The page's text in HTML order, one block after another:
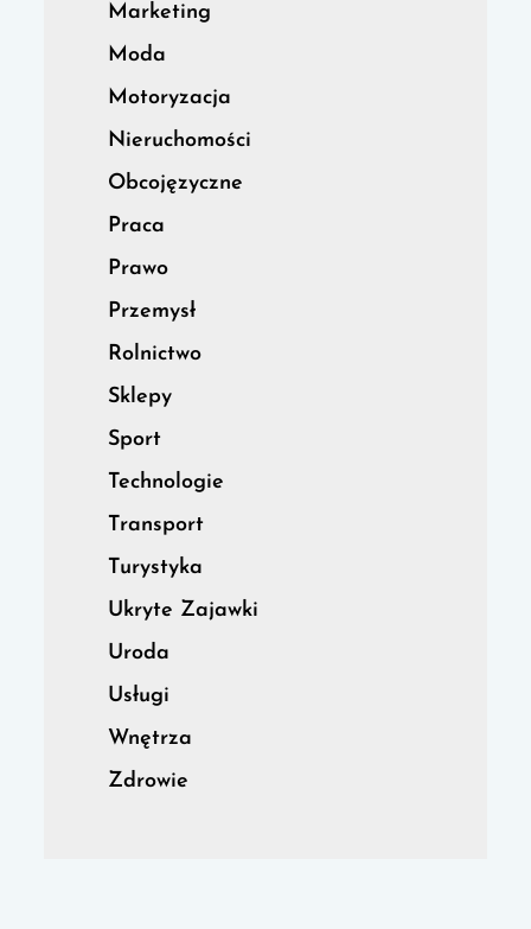
Marketing
Moda
Motoryzacja
Nieruchomości
Obcojęzyczne
Praca
Prawo
Przemysł
Rolnictwo
Sklepy
Sport
Technologie
Transport
Turystyka
Ukryte Zajawki
Uroda
Usługi
Wnętrza
Zdrowie